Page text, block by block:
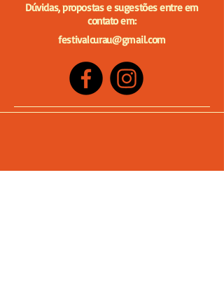
Dúvidas, propostas e sugestões entre em
contato em:
festivalcurau@gmail.com